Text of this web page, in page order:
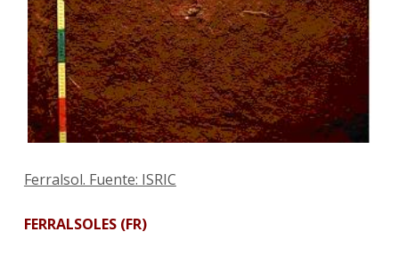
Ferralsol. Fuente: ISRIC
FERRALSOLES (FR)